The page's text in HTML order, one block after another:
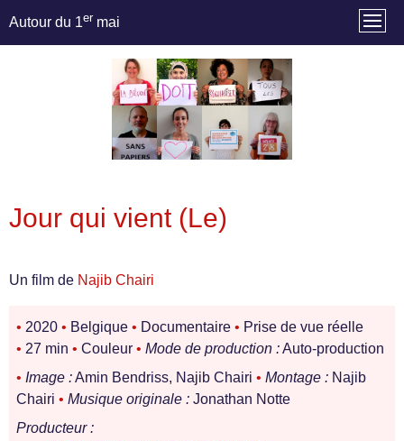
Autour du 1er mai
Jour qui vient (Le)
Un film de Najib Chairi
• 2020 • Belgique • Documentaire • Prise de vue réelle
• 27 min • Couleur • Mode de production :Auto-production
• Image :Amin Bendriss, Najib Chairi • Montage : Najib
Chairi • Musique originale : Jonathan Notte
Producteur :